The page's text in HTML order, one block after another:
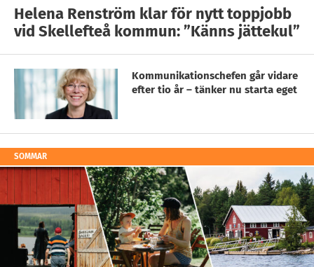
Helena Renström klar för nytt toppjobb
vid Skellefteå kommun: ”Känns jättekul”
Kommunikationschefen går vidare
efter tio år – tänker nu starta eget
SOMMAR